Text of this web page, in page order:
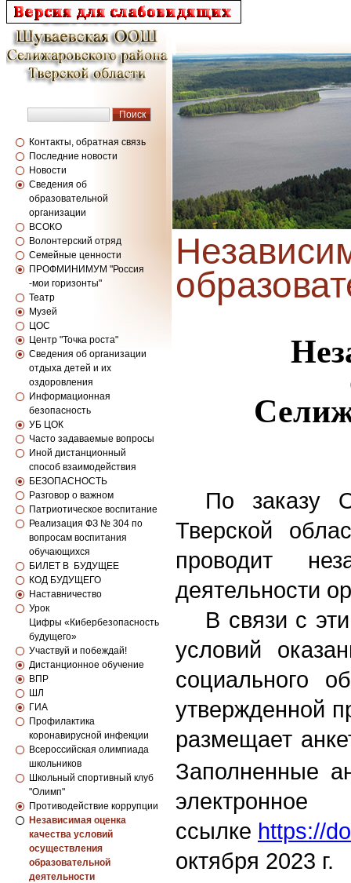
Контакты, обратная связь
Последние новости
Новости
Сведения об
образовательной
организации
ВСОКО
Волонтерский отряд
Семейные ценности
ПРОФМИНИМУМ "Россия
-мои горизонты"
Театр
Музей
ЦОС
Центр "Точка роста"
Сведения об организации
отдыха детей и их
оздоровления
Информационная
безопасность
УБ ЦОК
Часто задаваемые вопросы
Иной дистанционный
способ взаимодействия
БЕЗОПАСНОСТЬ
Разговор о важном
Патриотическое воспитание
Реализация ФЗ № 304 по
вопросам воспитания
обучающихся
БИЛЕТ В БУДУЩЕЕ
КОД БУДУЩЕГО
Наставничество
Урок
Цифры «Кибербезопасность
будущего»
Участвуй и побеждай!
Дистанционное обучение
ВПР
ШЛ
ГИА
Профилактика
коронавирусной инфекции
Всероссийская олимпиада
школьников
Школьный спортивный клуб
"Олимп"
Противодействие коррупции
Независимая оценка
качества условий
осуществления
образовательной
деятельности
По заказу
Тверской
проводит
деятельности
В связи с
условий
социального
утвержденной
размещает
Заполненные
ссылке https://
октября 2023 г.